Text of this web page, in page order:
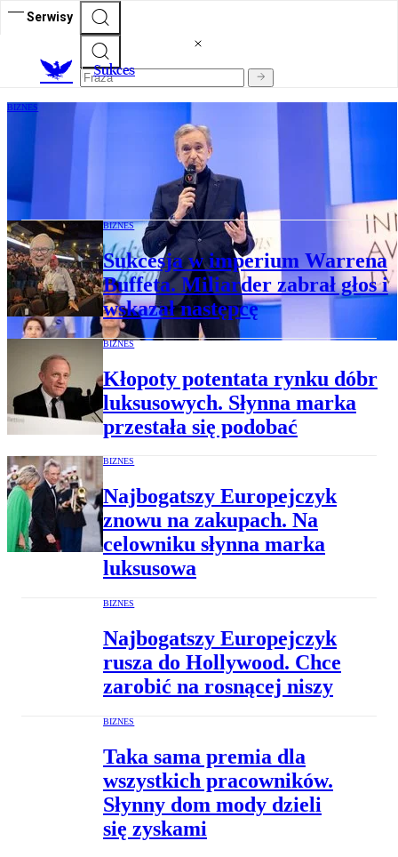
Serwisy
Sukces
BIZNES
Europejski gigant branży luksusowej
włącza się do gry o AI.
Wybrał Chińczyków
BIZNES
Sukcesja w imperium Warrena
Buffeta. Miliarder zabrał głos i
wskazał następcę
BIZNES
Kłopoty potentata rynku dóbr
luksusowych. Słynna marka
przestała się podobać
BIZNES
Najbogatszy Europejczyk
znowu na zakupach. Na
celowniku słynna marka
luksusowa
BIZNES
Najbogatszy Europejczyk
rusza do Hollywood. Chce
zarobić na rosnącej niszy
BIZNES
Taka sama premia dla
wszystkich pracowników.
Słynny dom mody dzieli
się zyskami